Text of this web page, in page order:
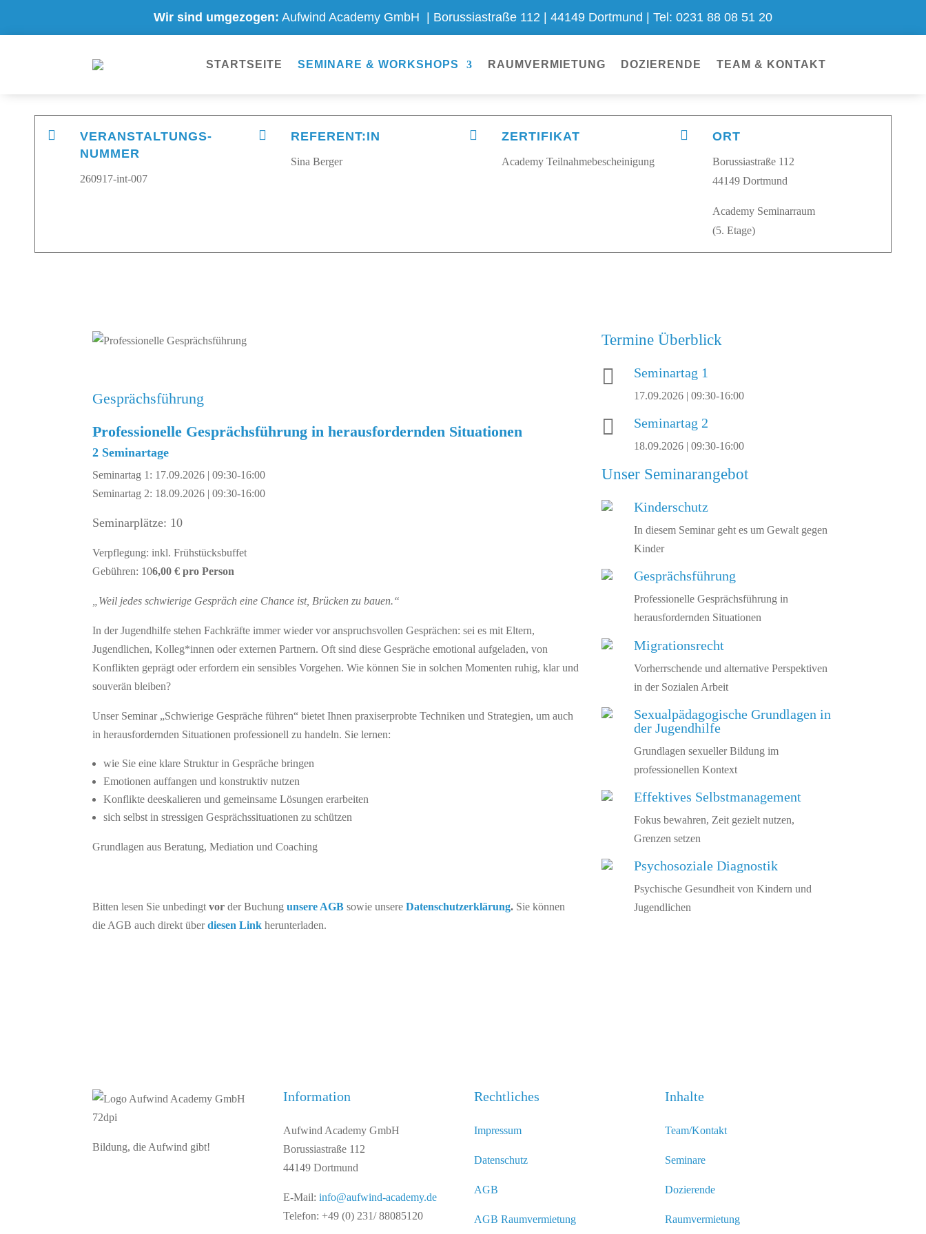
Wir sind umgezogen: Aufwind Academy GmbH | Borussiastraße 112 | 44149 Dortmund | Tel: 0231 88 08 51 20
STARTSEITE SEMINARE & WORKSHOPS RAUMVERMIETUNG DOZIERENDE TEAM & KONTAKT

VERANSTALTUNGS-
NUMMER
260917-int-007
 REFERENT:IN
Sina Berger
 ZERTIFIKAT
Academy Teilnahmebescheinigung
 ORT
Borussiastraße 112
44149 Dortmund
Academy Seminarraum
(5. Etage)
Gesprächsführung
Professionelle Gesprächsführung in herausfordernden Situationen
2 Seminartage
Seminartag 1: 17.09.2026 | 09:30-16:00
Seminartag 2: 18.09.2026 | 09:30-16:00
Seminarplätze: 10
Verpflegung: inkl. Frühstücksbuffet
Gebühren: 106,00 € pro Person
„Weil jedes schwierige Gespräch eine Chance ist, Brücken zu bauen.“
In der Jugendhilfe stehen Fachkräfte immer wieder vor anspruchsvollen Gesprächen: sei es mit Eltern,
Jugendlichen, Kolleg*innen oder externen Partnern. Oft sind diese Gespräche emotional aufgeladen, von
Konflikten geprägt oder erfordern ein sensibles Vorgehen. Wie können Sie in solchen Momenten ruhig, klar und
souverän bleiben?
Unser Seminar „Schwierige Gespräche führen“ bietet Ihnen praxiserprobte Techniken und Strategien, um auch
in herausfordernden Situationen professionell zu handeln. Sie lernen:
wie Sie eine klare Struktur in Gespräche bringen
Emotionen auffangen und konstruktiv nutzen
Konflikte deeskalieren und gemeinsame Lösungen erarbeiten
sich selbst in stressigen Gesprächssituationen zu schützen
Grundlagen aus Beratung, Mediation und Coaching
Bitten lesen Sie unbedingtvor der Buchung unsere AGB sowie unsere Datenschutzerklärung. Sie können
die AGB auch direkt über diesen Link herunterladen.
Termine Überblick
 Seminartag 1
17.09.2026 | 09:30-16:00
 Seminartag 2
18.09.2026 | 09:30-16:00
Unser Seminarangebot
Kinderschutz
In diesem Seminar geht es um Gewalt gegen
Kinder
Gesprächsführung
Professionelle Gesprächsführung in
herausfordernden Situationen
Migrationsrecht
Vorherrschende und alternative Perspektiven
in der Sozialen Arbeit
Sexualpädagogische Grundlagen in
der Jugendhilfe
Grundlagen sexueller Bildung im
professionellen Kontext
Effektives Selbstmanagement
Fokus bewahren, Zeit gezielt nutzen,
Grenzen setzen
Psychosoziale Diagnostik
Psychische Gesundheit von Kindern und
Jugendlichen
Bildung, die Aufwind gibt!
Information
Aufwind Academy GmbH
Borussiastraße 112
44149 Dortmund
E-Mail:info@aufwind-academy.de
Telefon: +49 (0) 231/ 88085120
Rechtliches
Impressum
Datenschutz
AGB
AGB Raumvermietung
Inhalte
Team/Kontakt
Seminare
Dozierende
Raumvermietung